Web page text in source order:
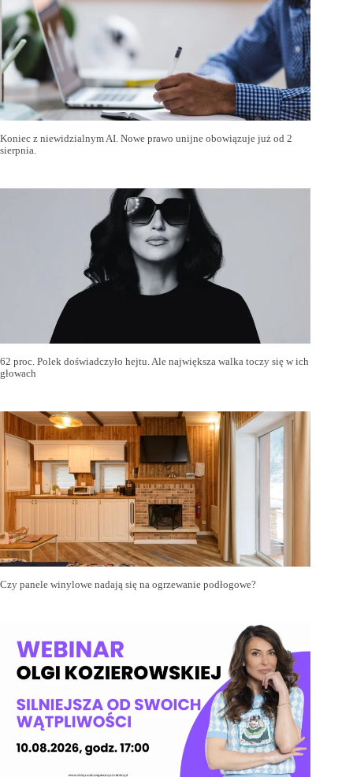
Koniec z niewidzialnym AI. Nowe prawo unijne obowiązuje już od 2
sierpnia.
62 proc. Polek doświadczyło hejtu. Ale największa walka toczy się w ich
głowach
Czy panele winylowe nadają się na ogrzewanie podłogowe?